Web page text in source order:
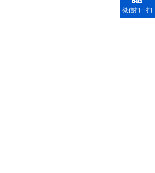
微信扫一扫